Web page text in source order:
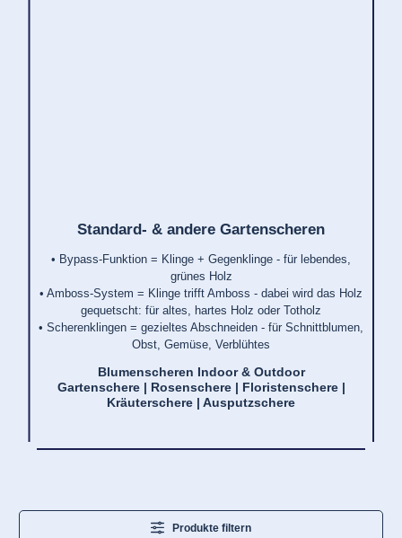
Standard- & andere Gartenscheren
• Bypass-Funktion = Klinge + Gegenklinge - für lebendes,
grünes Holz
• Amboss-System = Klinge trifft Amboss - dabei wird das Holz
gequetscht: für altes, hartes Holz oder Totholz
• Scherenklingen = gezieltes Abschneiden - für Schnittblumen,
Obst, Gemüse, Verblühtes
Blumenscheren Indoor & Outdoor
Gartenschere | Rosenschere | Floristenschere |
Kräuterschere | Ausputzschere
Produkte filtern